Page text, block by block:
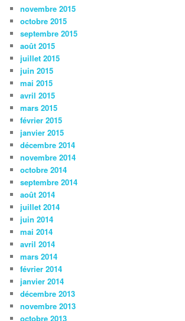
novembre 2015
octobre 2015
septembre 2015
août 2015
juillet 2015
juin 2015
mai 2015
avril 2015
mars 2015
février 2015
janvier 2015
décembre 2014
novembre 2014
octobre 2014
septembre 2014
août 2014
juillet 2014
juin 2014
mai 2014
avril 2014
mars 2014
février 2014
janvier 2014
décembre 2013
novembre 2013
octobre 2013